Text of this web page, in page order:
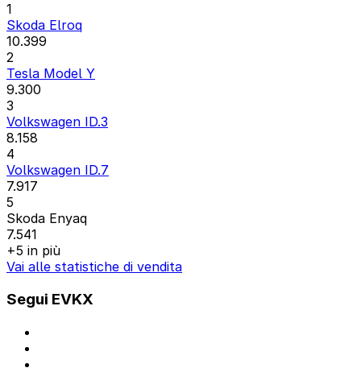
1
Skoda Elroq
10.399
2
Tesla Model Y
9.300
3
Volkswagen ID.3
8.158
4
Volkswagen ID.7
7.917
5
Skoda Enyaq
7.541
+5 in più
Vai alle statistiche di vendita
Segui EVKX